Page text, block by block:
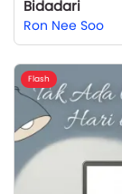
Bidadari
Ron Nee Soo
Flash